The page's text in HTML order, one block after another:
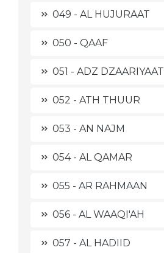
049 - AL HUJURAAT
050 - QAAF
051 - ADZ DZAARIYAAT
052 - ATH THUUR
053 - AN NAJM
054 - AL QAMAR
055 - AR RAHMAAN
056 - AL WAAQI'AH
057 - AL HADIID